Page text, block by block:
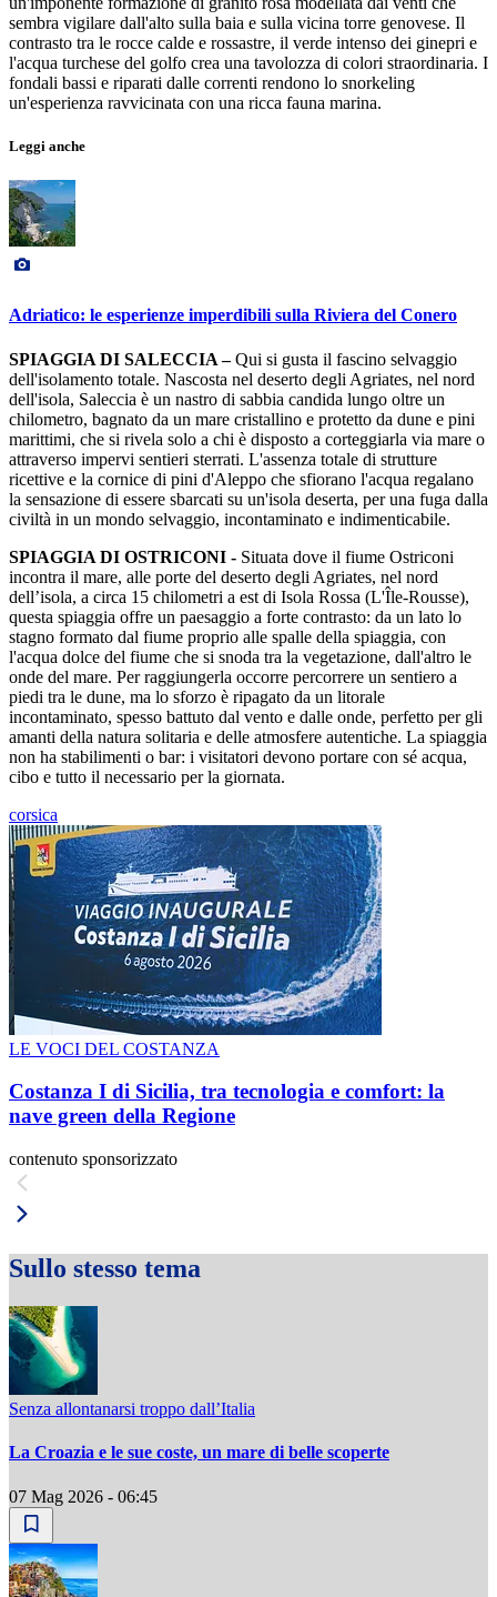
sembra vigilare dall'alto sulla baia e sulla vicina torre genovese. Il
contrasto tra le rocce calde e rossastre, il verde intenso dei ginepri e
l'acqua turchese del golfo crea una tavolozza di colori straordinaria. I
fondali bassi e riparati dalle correnti rendono lo snorkeling
un'esperienza ravvicinata con una ricca fauna marina.
Leggi anche
Adriatico: le esperienze imperdibili sulla Riviera del Conero
SPIAGGIA DI SALECCIA –Qui si gusta il fascino selvaggio
dell'isolamento totale. Nascosta nel deserto degli Agriates, nel nord
dell'isola, Saleccia è un nastro di sabbia candida lungo oltre un
chilometro, bagnato da un mare cristallino e protetto da dune e pini
marittimi, che si rivela solo a chi è disposto a corteggiarla via mare o
attraverso impervi sentieri sterrati. L'assenza totale di strutture
ricettive e la cornice di pini d'Aleppo che sfiorano l'acqua regalano
la sensazione di essere sbarcati su un'isola deserta, per una fuga dalla
civiltà in un mondo selvaggio, incontaminato e indimenticabile.
SPIAGGIA DI OSTRICONI - Situata dove il fiume Ostriconi
incontra il mare, alle porte del deserto degli Agriates, nel nord
dell’isola, a circa 15 chilometri a est di Isola Rossa (L'Île-Rousse),
questa spiaggia offre un paesaggio a forte contrasto: da un lato lo
stagno formato dal fiume proprio alle spalle della spiaggia, con
l'acqua dolce del fiume che si snoda tra la vegetazione, dall'altro le
onde del mare. Per raggiungerla occorre percorrere un sentiero a
piedi tra le dune, ma lo sforzo è ripagato da un litorale
incontaminato, spesso battuto dal vento e dalle onde, perfetto per gli
amanti della natura solitaria e delle atmosfere autentiche. La spiaggia
non ha stabilimenti o bar: i visitatori devono portare con sé acqua,
cibo e tutto il necessario per la giornata.
corsica
LE VOCI DEL COSTANZA
Costanza I di Sicilia, tra tecnologia e comfort: la
nave green della Regione
contenuto sponsorizzato
Sullo stesso tema
Senza allontanarsi troppo dall’Italia
La Croazia e le sue coste, un mare di belle scoperte
07 Mag 2026 - 06:45